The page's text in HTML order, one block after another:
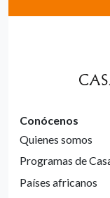
Conócenos
Quienes somos
Programas de
Países africanos